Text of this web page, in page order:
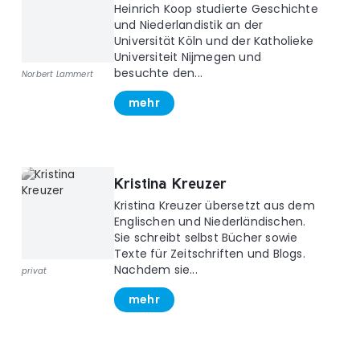
Norbert Lammert
Heinrich Koop studierte Geschichte
und Niederlandistik an der
Universität Köln und der Katholieke
Universiteit Nijmegen und
besuchte den...
mehr
privat
Kristina Kreuzer
Kristina Kreuzer übersetzt aus dem
Englischen und Niederländischen.
Sie schreibt selbst Bücher sowie
Texte für Zeitschriften und Blogs.
Nachdem sie...
mehr